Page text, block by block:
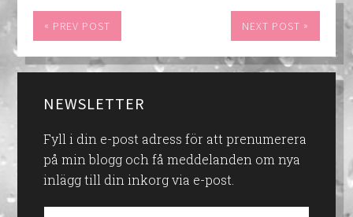
« PREV POST NEXT POST »
NEWSLETTER
Fyll i din e-post adress för att prenumerera
på min blogg och få meddelanden om nya
inlägg till din inkorg via e-post.